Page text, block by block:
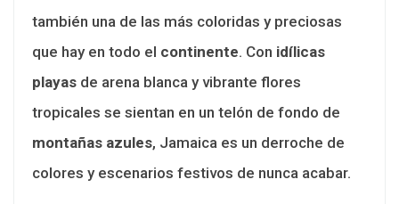
también una de las más coloridas y preciosas
que hay en todo el continente. Con idílicas
playas de arena blanca y vibrante flores
tropicales se sientan en un telón de fondo de
montañas azules, Jamaica es un derroche de
colores y escenarios festivos de nunca acabar.